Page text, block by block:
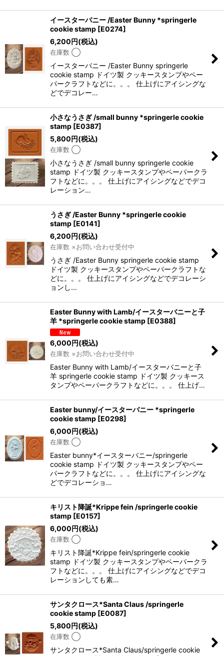
イースターバニー /Easter Bunny *springerle
cookie stamp [E0274]
6,200円(税込)
在庫数 ◯
イースターバニー /Easter Bunny springerle
cookie stamp ドイツ製 クッキースタンプやペー
パークラフトなどに。。。 仕上げにアイシングな
どでデコレー…
小さなうさぎ /small bunny *springerle cookie
stamp [E0387]
5,800円(税込)
在庫数 ◯
小さなうさぎ /small bunny springerle cookie
stamp ドイツ製 クッキースタンプやペーパークラ
フトなどに。。。 仕上げにアイシングなどでデコ
レーション…
うさぎ /Easter Bunny *springerle cookie
stamp [E0141]
6,200円(税込)
在庫数 ×お問い合わせ受付中
うさぎ /Easter Bunny springerle cookie stamp
ドイツ製 クッキースタンプやペーパークラフトな
どに。。。 仕上げにアイシングなどでデコレーシ
ョンし…
Easter Bunny with Lamb/イースターバニーと子
羊 *springerle cookie stamp [E0388]
6,000円(税込)
在庫数 ×お問い合わせ受付中
Easter Bunny with Lamb/イースターバニーと子
羊 springerle cookie stamp ドイツ製 クッキース
タンプやペーパークラフトなどに。。。 仕上げ…
Easter bunny/イースターバニー *springerle
cookie stamp [E0298]
6,000円(税込)
在庫数 ◯
Easter bunny*イースターバニー/springerle
cookie stamp ドイツ製 クッキースタンプやペー
パークラフトなどに。。。 仕上げにアイシングな
どでデコレーショ…
キリスト降誕*Krippe fein /springerle cookie
stamp [E0157]
6,000円(税込)
在庫数 ◯
キリスト降誕*Krippe fein/springerle cookie
stamp ドイツ製 クッキースタンプやペーパークラ
フトなどに。。。 仕上げにアイシングなどでデコ
レーションしても素…
サンタクロース*Santa Claus /springerle
cookie stamp [E0087]
5,800円(税込)
在庫数 ◯
サンタクロース*Santa Claus/springerle cookie